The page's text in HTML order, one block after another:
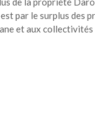
par le surplus des
et aux